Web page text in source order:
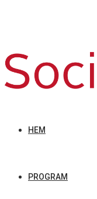
HEM
PROGRAM